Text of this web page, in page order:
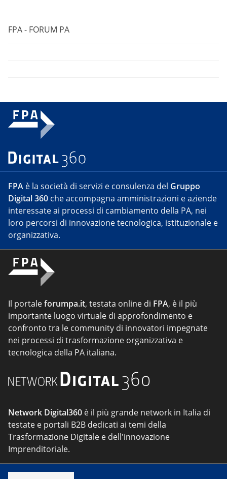
FPA - FORUM PA
FPA è la società di servizi e consulenza del Gruppo
Digital 360 che accompagna amministrazioni e aziende
interessate ai processi di cambiamento della PA, nei
loro percorsi di innovazione tecnologica, istituzionale e
organizzativa.
Il portaleforumpa.it, testata online di FPA, è il più
importante luogo virtuale di approfondimento e
confronto tra le community di innovatori impegnate
nei processi di trasformazione organizzativa e
tecnologica della PA italiana.
Network Digital360 è il più grande network in Italia di
testate e portali B2B dedicati ai temi della
Trasformazione Digitale e dell'innovazione
Imprenditoriale.